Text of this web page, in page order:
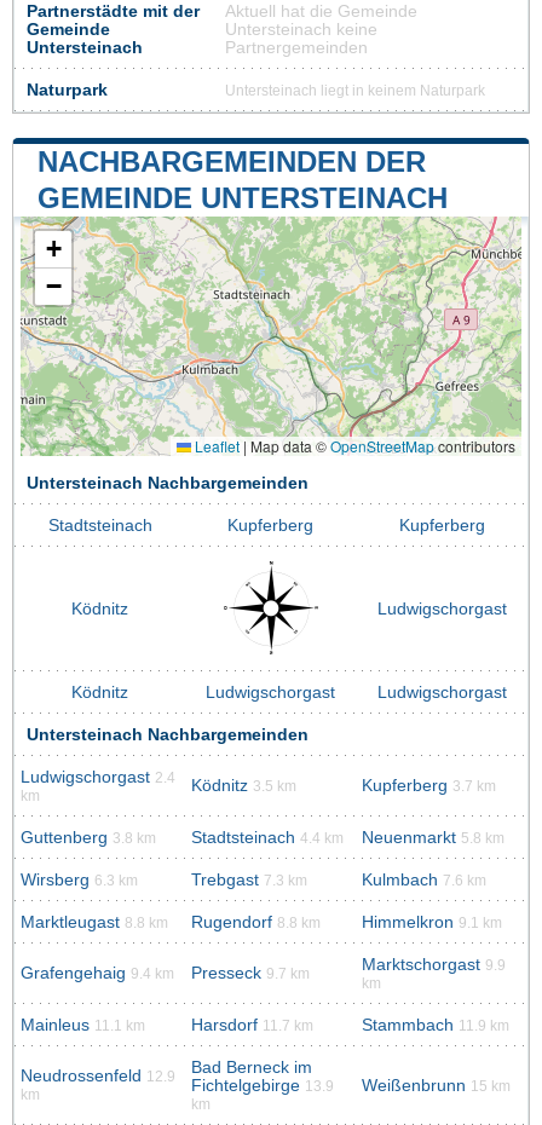
Partnerstädte mit der
Gemeinde
Untersteinach
Aktuell hat die Gemeinde
Untersteinach keine
Partnergemeinden
Naturpark Untersteinach liegt in keinem Naturpark
NACHBARGEMEINDEN DER
GEMEINDE UNTERSTEINACH
+
−
Leaflet | Map data ©OpenStreetMapcontributors
Untersteinach Nachbargemeinden
Stadtsteinach Kupferberg Kupferberg
Ködnitz Ludwigschorgast
Ködnitz Ludwigschorgast Ludwigschorgast
Untersteinach Nachbargemeinden
Ludwigschorgast 2.4
km
Ködnitz 3.5 km Kupferberg 3.7 km
Guttenberg 3.8 km Stadtsteinach 4.4 km Neuenmarkt 5.8 km
Wirsberg 6.3 km Trebgast 7.3 km Kulmbach 7.6 km
Marktleugast 8.8 km Rugendorf 8.8 km Himmelkron 9.1 km
Grafengehaig 9.4 km Presseck 9.7 km Marktschorgast 9.9
km
Mainleus 11.1 km Harsdorf 11.7 km Stammbach 11.9 km
Neudrossenfeld 12.9
km
Bad Berneck im
Fichtelgebirge 13.9
km
Weißenbrunn 15 km